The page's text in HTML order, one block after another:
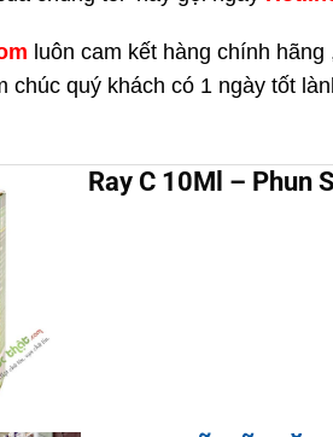
luôn cam kết hàng chính
chúc quý khách có 1 ngày tốt
Ray C 10Ml – Phun